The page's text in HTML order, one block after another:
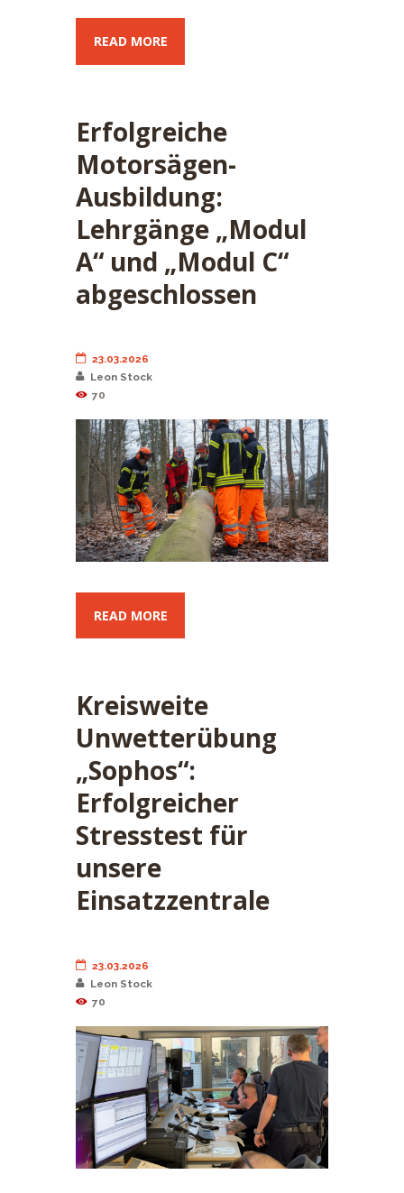
READ MORE
Erfolgreiche
Motorsägen-
Ausbildung:
Lehrgänge „Modul
A“ und „Modul C“
abgeschlossen
23.03.2026
Leon Stock
70
READ MORE
Kreisweite
Unwetterübung
„Sophos“:
Erfolgreicher
Stresstest für
unsere
Einsatzzentrale
23.03.2026
Leon Stock
70